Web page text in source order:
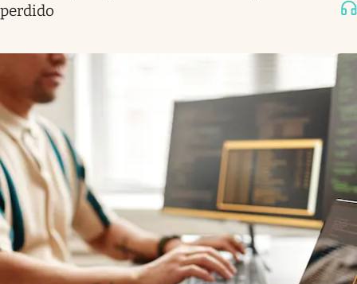
perdido